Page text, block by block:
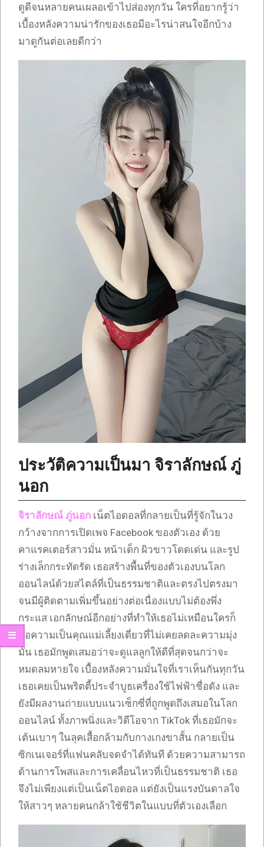
ดูดีจนหลายคนเผลอเข้าไปส่องทุกวัน ใครที่อยากรู้ว่า
เบื้องหลังความน่ารักของเธอมีอะไรน่าสนใจอีกบ้าง
มาดูกันต่อเลยดีกว่า
ประวัติความเป็นมา จิราลักษณ์ ภู่
นอก
จิราลักษณ์ ภู่นอก เน็ตไอดอลที่กลายเป็นที่รู้จักในวง
กว้างจากการเปิดเพจ Facebook ของตัวเอง ด้วย
คาแรคเตอร์สาวมั่น หน้าเด็ก ผิวขาวโดดเด่น และรูป
ร่างเล็กกระทัดรัด เธอสร้างพื้นที่ของตัวเองบนโลก
ออนไลน์ด้วยสไตล์ที่เป็นธรรมชาติและตรงไปตรงมา
จนมีผู้ติดตามเพิ่มขึ้นอย่างต่อเนื่องแบบไม่ต้องพึ่ง
กระแส เอกลักษณ์อีกอย่างที่ทำให้เธอไม่เหมือนใครก็
คือความเป็นคุณแม่เลี้ยงเดี่ยวที่ไม่เคยลดละความมุ่ง
มั่น เธอมักพูดเสมอว่าจะดูแลลูกให้ดีที่สุดจนกว่าจะ
หมดลมหายใจ เบื้องหลังความมั่นใจที่เราเห็นกันทุกวัน
เธอเคยเป็นพริตตี้ประจำบูธเครื่องใช้ไฟฟ้าชื่อดัง และ
ยังมีผลงานถ่ายแบบแนวเซ็กซี่ที่ถูกพูดถึงเสมอในโลก
ออนไลน์ ทั้งภาพนิ่งและวิดีโอจาก TikTok ที่เธอมักจะ
เต้นเบาๆ ในลุคเสื้อกล้ามกับกางเกงขาสั้น กลายเป็น
ซิกเนเจอร์ที่แฟนคลับจดจำได้ทันที ด้วยความสามารถ
ด้านการโพสและการเคลื่อนไหวที่เป็นธรรมชาติ เธอ
จึงไม่เพียงแต่เป็นเน็ตไอดอล แต่ยังเป็นแรงบันดาลใจ
ให้สาวๆ หลายคนกล้าใช้ชีวิตในแบบที่ตัวเองเลือก